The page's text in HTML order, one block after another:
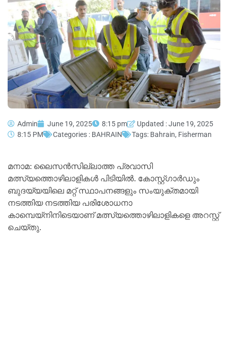
Admin June 19, 2025 8:15 pm
Updated : June 19, 2025
8:15 PM
Categories : BAHRAIN Tags: Bahrain, Fisherman
മനാമ: ലൈസന്‍സില്ലാത്ത പ്രവാസി
മത്സ്യത്തൊഴിലാളികള്‍ പിടിയില്‍. കോസ്റ്റ്ഗാര്‍ഡും
ബുദയ്യയിലെ മറ്റ് സ്ഥാപനങ്ങളും സംയുക്തമായി
നടത്തിയ നടത്തിയ പരിശോധനാ
കാമ്പെയ്നിനിടെയാണ് മത്സ്യത്തൊഴിലാളികളെ അറസ്റ്റ്
ചെയ്തു.